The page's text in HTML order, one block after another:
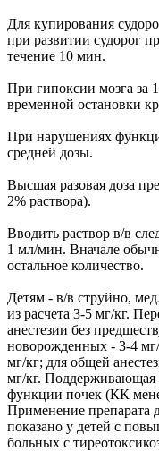
Для купирования
при развитии судорог
течение 10 мин.
При гипоксии мозга за
временной остановки
При нарушениях
средней дозы.
Высшая разовая доза
2% раствора).
Вводить раствор в/в
1 мл/мин. Вначале
остальное количество.
Детям - в/в струйно,
из расчета 3-5 мг/кг.
анестезии без
новорожденных - 3-4 мг/
мг/кг; для общей
мг/кг. Поддерживающая
функции почек (КК
Применение препарата
показано у детей с
больных с